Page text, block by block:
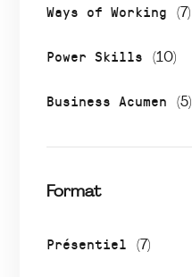
Ways of Working (7)
Power Skills (10)
Business Acumen (5)
Format
Présentiel (7)